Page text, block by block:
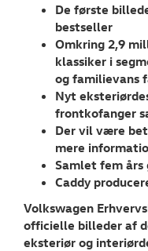
De første
bestseller
Omkring 2,9
klassiker i
og familievans
Nyt
frontkofanger
Der vil være
mere
Samlet fem
Caddy
Volkswagen
officielle billeder af
eksteriør og